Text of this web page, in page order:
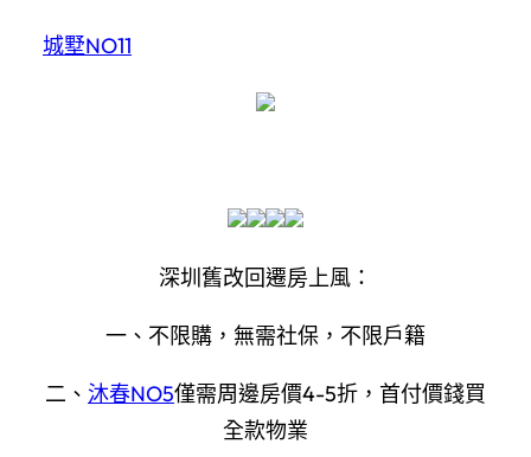
城墅NO11
深圳舊改回遷房上風：
一、不限購，無需社保，不限戶籍
二、 沐春NO5僅需周邊房價4-5折，首付價錢買
全款物業